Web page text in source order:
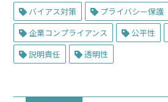
バイアス対策
プライバシー保護
企業コンプライアンス
公平性
説明責任
透明性